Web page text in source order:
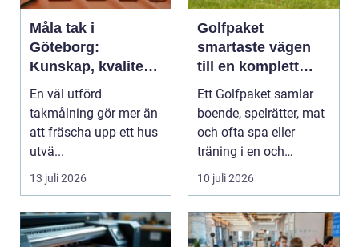
Måla tak i
Göteborg:
Kunskap, kvalitet
och långsiktigt
skydd vid
takmålning i
Göteborg
En väl utförd
takmålning gör mer än
att fräscha upp ett hus
utvä...
13 juli 2026
Golfpaket
smartaste vägen
till en komplett
golfupplevelse
Ett Golfpaket samlar
boende, spelrätter, mat
och ofta spa eller
träning i en och
samma bokning. För ...
10 juli 2026